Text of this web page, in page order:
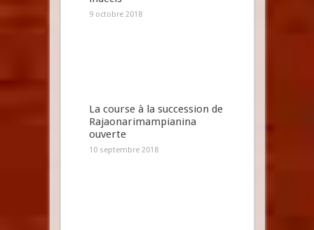
9 octobre 2018
La course à la succession de
Rajaonarimampianina
ouverte
10 septembre 2018